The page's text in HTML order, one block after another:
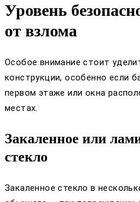
Уровень
от взлома
Особое внимание стоит
конструкции, особенно если
первом этаже или окна
местах.
Закаленное или
стекло
Закаленное стекло в